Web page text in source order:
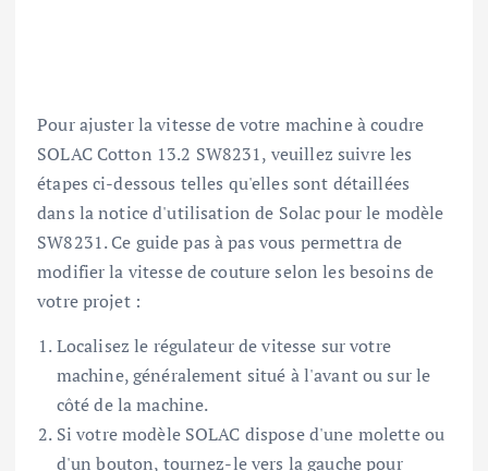
Pour ajuster la vitesse de votre machine à coudre
SOLAC Cotton 13.2 SW8231, veuillez suivre les
étapes ci-dessous telles qu'elles sont détaillées
dans la notice d'utilisation de Solac pour le modèle
SW8231. Ce guide pas à pas vous permettra de
modifier la vitesse de couture selon les besoins de
votre projet :
Localisez le régulateur de vitesse sur votre
machine, généralement situé à l'avant ou sur le
côté de la machine.
Si votre modèle SOLAC dispose d'une molette ou
d'un bouton, tournez-le vers la gauche pour